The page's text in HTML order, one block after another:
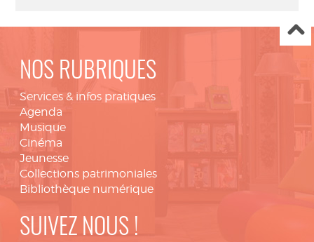
NOS RUBRIQUES
Services & infos pratiques
Agenda
Musique
Cinéma
Jeunesse
Collections patrimoniales
Bibliothèque numérique
SUIVEZ NOUS !